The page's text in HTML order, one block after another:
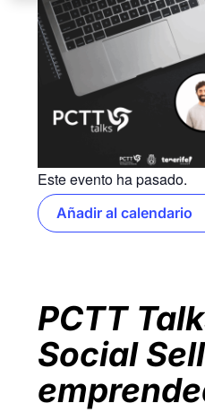
Este evento ha pasado.
Añadir al calendario
PCTT
Social